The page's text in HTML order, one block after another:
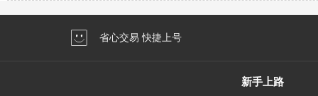
省心交易 快捷上号
新手上路